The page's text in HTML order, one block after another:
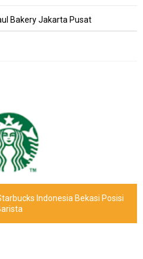
Bakery Jakarta Pusat
Indonesia Bekasi Posisi